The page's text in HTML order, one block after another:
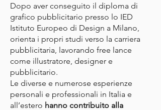
Dopo aver conseguito il diploma di
grafico pubblicitario presso lo IED
Istituto Europeo di Design a Milano,
orienta i propri studi verso la carriera
pubblicitaria, lavorando free lance
come illustratore, designer e
pubblicitario.
Le diverse e numerose esperienze
personali e professionali in Italia e
all’estero hanno contribuito alla